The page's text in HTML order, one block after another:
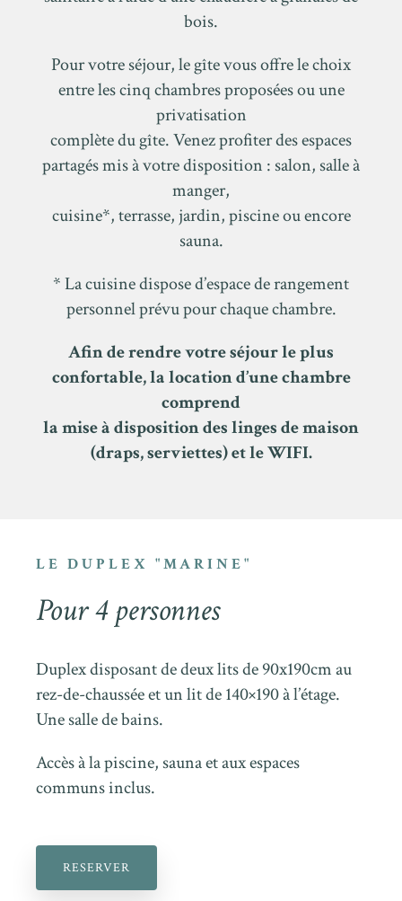
bois.
Pour votre séjour, le gîte vous offre le choix
entre les cinq chambres proposées ou une
privatisation
complète du gîte. Venez profiter des espaces
partagés mis à votre disposition : salon, salle à
manger,
cuisine*, terrasse, jardin, piscine ou encore
sauna.
* La cuisine dispose d’espace de rangement
personnel prévu pour chaque chambre.
Afin de rendre votre séjour le plus
confortable, la location d’une chambre
comprend
la mise à disposition des linges de maison
(draps, serviettes) et le WIFI.
LE DUPLEX "MARINE"
Pour 4 personnes
Duplex disposant de deux lits de 90x190cm au
rez-de-chaussée et un lit de 140×190 à l’étage.
Une salle de bains.
Accès à la piscine, sauna et aux espaces
communs inclus.
RESERVER